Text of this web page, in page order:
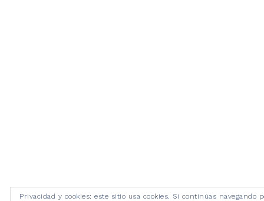
Privacidad y cookies: este sitio usa cookies. Si continúas navegando